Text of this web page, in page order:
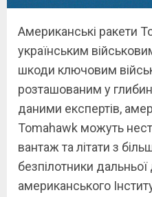
Американські ракети
українським
шкоди ключовим
розташованим у
даними експертів,
Tomahawk можуть
вантаж та літати з
безпілотники дальньої
американського